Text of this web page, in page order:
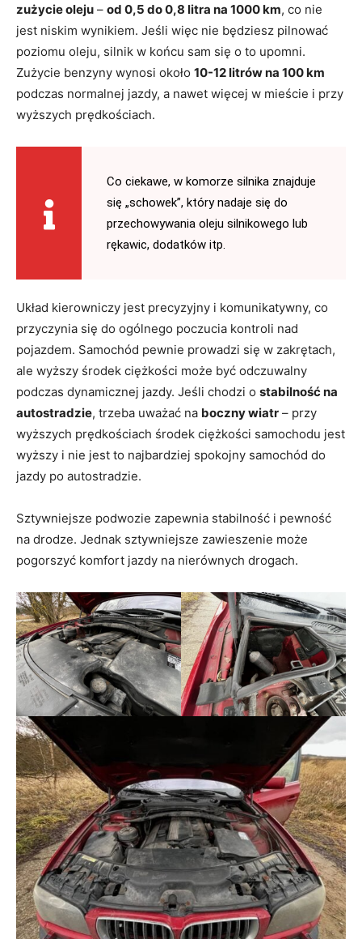
zużycie oleju – od 0,5 do 0,8 litra na 1000 km, co nie
jest niskim wynikiem. Jeśli więc nie będziesz pilnować
poziomu oleju, silnik w końcu sam się o to upomni.
Zużycie benzyny wynosi około 10-12 litrów na 100 km
podczas normalnej jazdy, a nawet więcej w mieście i przy
wyższych prędkościach.
Co ciekawe, w komorze silnika znajduje
się „schowek”, który nadaje się do
przechowywania oleju silnikowego lub
rękawic, dodatków itp.
Układ kierowniczy jest precyzyjny i komunikatywny, co
przyczynia się do ogólnego poczucia kontroli nad
pojazdem. Samochód pewnie prowadzi się w zakrętach,
ale wyższy środek ciężkości może być odczuwalny
podczas dynamicznej jazdy. Jeśli chodzi o stabilność na
autostradzie, trzeba uważać na boczny wiatr – przy
wyższych prędkościach środek ciężkości samochodu jest
wyższy i nie jest to najbardziej spokojny samochód do
jazdy po autostradzie.
Sztywniejsze podwozie zapewnia stabilność i pewność
na drodze. Jednak sztywniejsze zawieszenie może
pogorszyć komfort jazdy na nierównych drogach.